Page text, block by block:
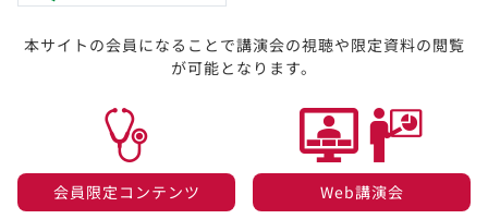
本サイトの会員になることで講演会の視聴や限定資料の閲覧
が可能となります。
会員限定コンテンツ​
Web講演会​